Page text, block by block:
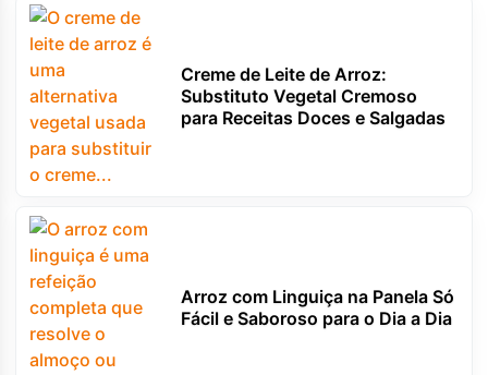
Creme de Leite de Arroz:
Substituto Vegetal Cremoso
para Receitas Doces e Salgadas
Arroz com Linguiça na Panela Só
Fácil e Saboroso para o Dia a Dia